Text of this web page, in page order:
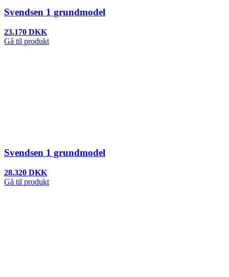
Svendsen 1 grundmodel
23.170 DKK
Gå til produkt
Svendsen 1 grundmodel
28.320 DKK
Gå til produkt